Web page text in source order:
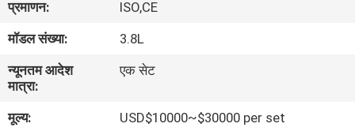
हमारे
बारे
प्रमाणन:
ISO,CE
मॉडल संख्या:
3.8L
न्यूनतम आदेश
मात्रा:
एक सेट
मूल्य:
USD$10000~$30000 per set